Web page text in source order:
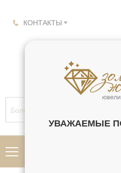
КОНТАКТЫ
УВАЖАЕМЫЕ